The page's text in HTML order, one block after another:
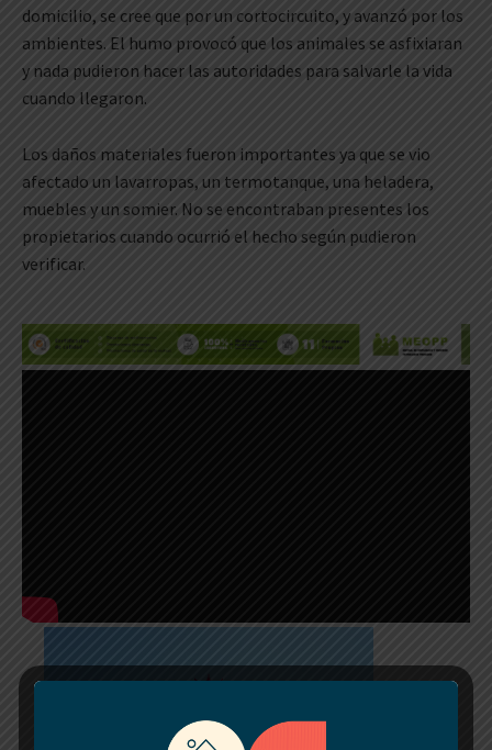
domicilio, se cree que por un cortocircuito, y avanzó por los
ambientes. El humo provocó que los animales se asfixiaran
y nada pudieron hacer las autoridades para salvarle la vida
cuando llegaron.
Los daños materiales fueron importantes ya que se vio
afectado un lavarropas, un termotanque, una heladera,
muebles y un somier. No se encontraban presentes los
propietarios cuando ocurrió el hecho según pudieron
verificar.